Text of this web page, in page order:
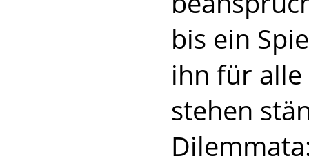
bis ein
ihn für alle
stehen